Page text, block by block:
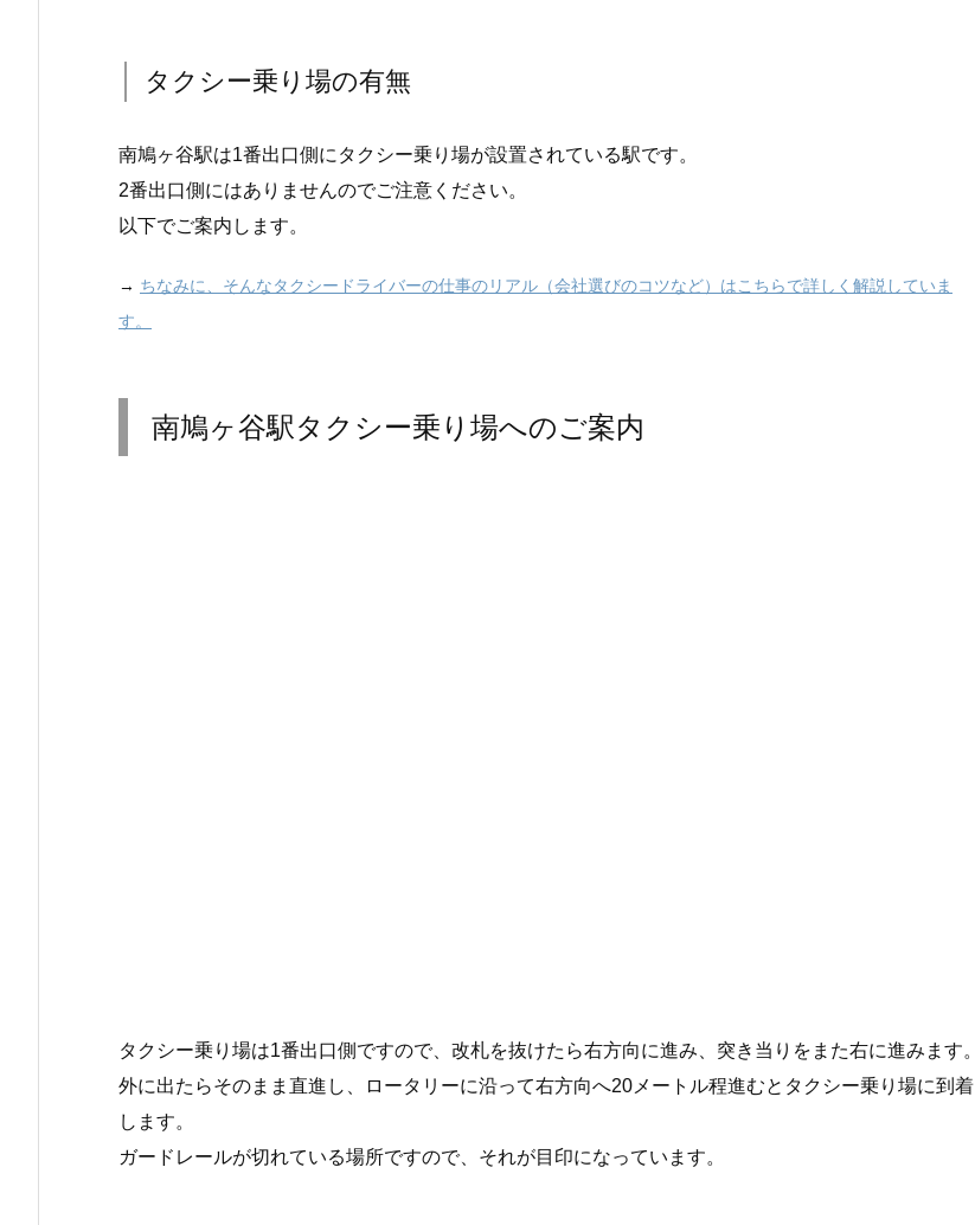
タクシー乗り場の有無
南鳩ヶ谷駅は1番出口側にタクシー乗り場が設置されている駅です。
2番出口側にはありませんのでご注意ください。
以下でご案内します。
→ ちなみに、そんなタクシードライバーの仕事のリアル（会社選びのコツなど）はこちらで詳しく解説していま
す。
南鳩ヶ谷駅タクシー乗り場へのご案内
タクシー乗り場は1番出口側ですので、改札を抜けたら右方向に進み、突き当りをまた右に進みます。
外に出たらそのまま直進し、ロータリーに沿って右方向へ20メートル程進むとタクシー乗り場に到着
します。
ガードレールが切れている場所ですので、それが目印になっています。